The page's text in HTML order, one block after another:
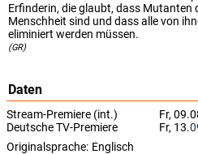
Erfinderin, die glaubt, dass Mutanten
Menschheit sind und dass alle von
eliminiert werden müssen.
(GR)
Daten
Stream-Premiere (int.)
Fr,
Deutsche TV-Premiere
Fr, 13.
Originalsprache: Englisch